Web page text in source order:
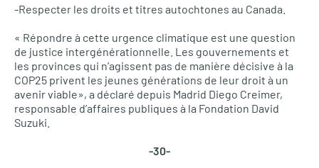
-Respecter les droits et titres autochtones au Canada.
« Répondre à cette urgence climatique est une question
de justice intergénérationnelle. Les gouvernements et
les provinces qui n’agissent pas de manière décisive à la
COP25 privent les jeunes générations de leur droit à un
avenir viable», a déclaré depuis Madrid Diego Creimer,
responsable d’affaires publiques à la Fondation David
Suzuki.
-30-